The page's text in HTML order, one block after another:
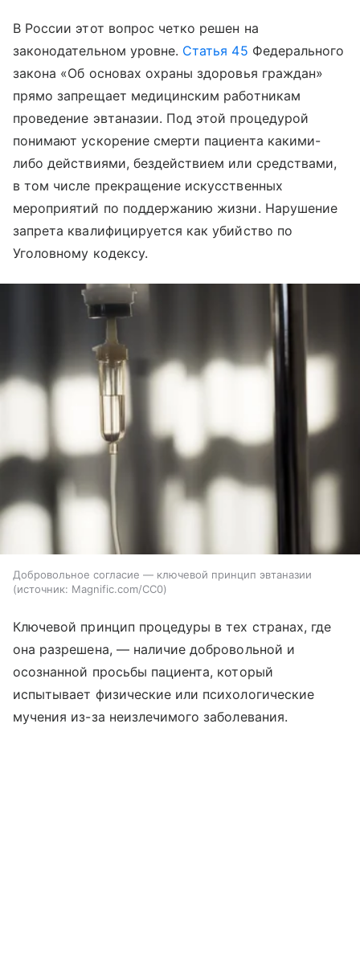
В России этот вопрос четко решен на
законодательном уровне. Статья 45 Федерального
закона «Об основах охраны здоровья граждан»
прямо запрещает медицинским работникам
проведение эвтаназии. Под этой процедурой
понимают ускорение смерти пациента какими-
либо действиями, бездействием или средствами,
в том числе прекращение искусственных
мероприятий по поддержанию жизни. Нарушение
запрета квалифицируется как убийство по
Уголовному кодексу.
Добровольное согласие — ключевой принцип эвтаназии
источник: Magnific.com/CC0
Ключевой принцип процедуры в тех странах, где
она разрешена, — наличие добровольной и
осознанной просьбы пациента, который
испытывает физические или психологические
мучения из-за неизлечимого заболевания.